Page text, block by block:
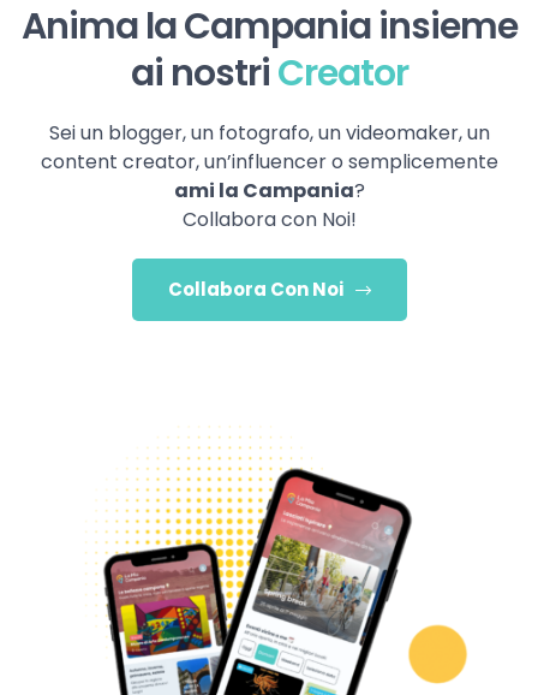
Anima la Campania insieme
ai nostriCreator
Sei un blogger, un fotografo, un videomaker, un
content creator, un’influencer o semplicemente
ami la Campania?
Collabora con Noi!
Collabora Con Noi